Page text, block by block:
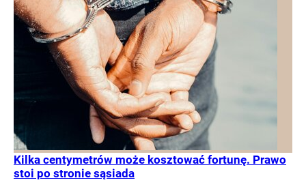
Kilka centymetrów może kosztować fortunę. Prawo
stoi po stronie sąsiada